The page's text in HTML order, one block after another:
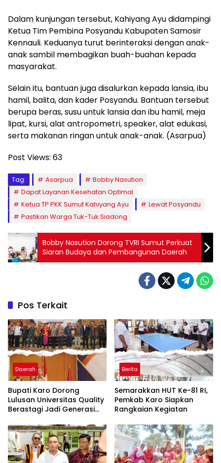
Dalam kunjungan tersebut, Kahiyang Ayu didampingi
Ketua Tim Pembina Posyandu Kabupaten Samosir
Kennauli. Keduanya turut berinteraksi dengan anak-
anak sambil membagikan buah-buahan kepada
masyarakat.
Selain itu, bantuan juga disalurkan kepada lansia, ibu
hamil, balita, dan kader Posyandu. Bantuan tersebut
berupa beras, susu untuk lansia dan ibu hamil, meja
lipat, kursi, alat antropometri, speaker, alat edukasi,
serta makanan ringan untuk anak-anak. (Asarpua)
Post Views: 63
Tag: Asarpua
Bobby Nasution
Dapat Layanan Kesehatan Optimal
Ketua TP PKK Sumut Kahiyang Ayu
Lewat Posyandu
Pastikan Warga Tuk-Tuk Siadong
Bobby Nasution Dorong TVRI Sumut Perkuat
Siaran Budaya dan Pembangunan Daerah
Pos Terkait
Daerah
Bupati Karo Dorong
Lulusan Universitas Quality
Berastagi Jadi Generasi
Berita
Semarakkan HUT Ke-81 RI,
Pemkab Karo Siapkan
Rangkaian Kegiatan